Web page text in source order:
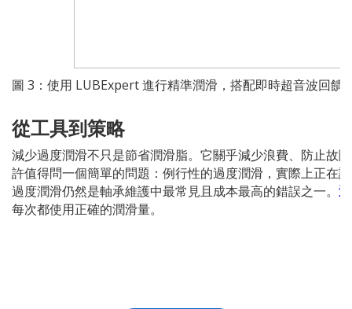
圖 3：使用 LUBExpert 進行精準潤滑，搭配即時超音波回饋
從工具到策略
減少過度潤滑不只是節省潤滑脂。它關乎減少浪費、防止故
許值得問一個簡單的問題：例行性的過度潤滑，實際上正在
過度潤滑仍然是軸承維護中最常見且成本最高的錯誤之一。
每次都使用正確的潤滑量。